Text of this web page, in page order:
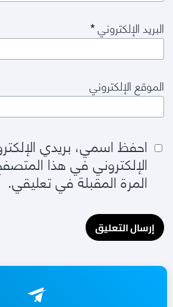
البريد الإلكتروني*
الموقع الإلكتروني
احفظ اسمي، بريدي
الإلكتروني في هذا
المرة المقبلة في تعليقي.